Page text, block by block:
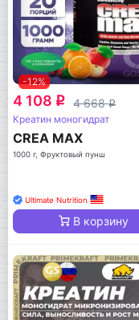
-12%
4 108 q 4 668q
Креатин моногидрат
CREA MAX
1000 г, Фруктовый пунш
Ultimate Nutrition
В корзину